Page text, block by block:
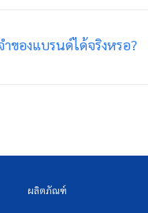
ของแบรนด์ได้จริงหรอ?
ผลิตภัณฑ์